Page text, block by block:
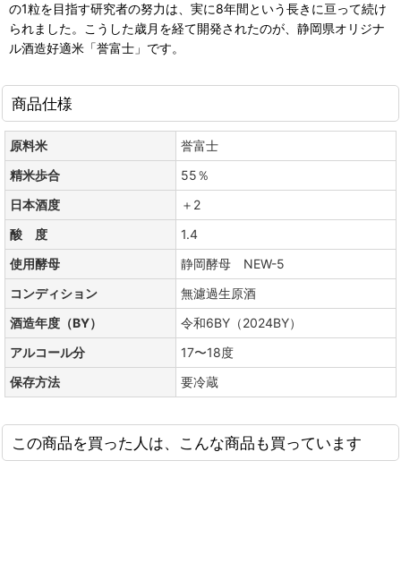
の1粒を目指す研究者の努力は、実に8年間という長きに亘って続け
られました。こうした歳月を経て開発されたのが、静岡県オリジナ
ル酒造好適米「誉富士」です。
商品仕様
原料米
誉富士
精米歩合
55％
日本酒度
＋2
酸 度
1.4
使用酵母
静岡酵母 NEW-5
コンディション
無濾過生原酒
酒造年度（BY）
令和6BY（2024BY）
アルコール分
17〜18度
保存方法
要冷蔵
この商品を買った人は、こんな商品も買っています